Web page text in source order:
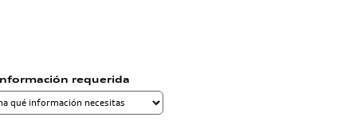
requerida